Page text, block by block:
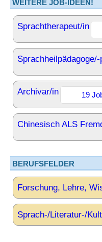
WEITERE JOB-IDEEN!
Sprachtherapeut/in
Archivar/in 19
Chinesisch ALS
BERUFSFELDER
Forschung, Lehre,
Sprach-/Literatur-/